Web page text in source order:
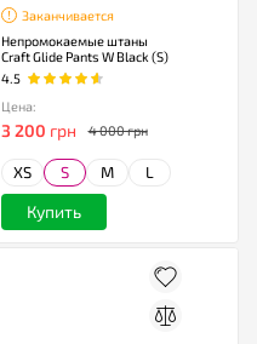
Заканчивается
Непромокаемые штаны
Craft Glide Pants W Black (S)
4.5
Цена:
3 200 грн 4 000 грн
XS S M L
Купить